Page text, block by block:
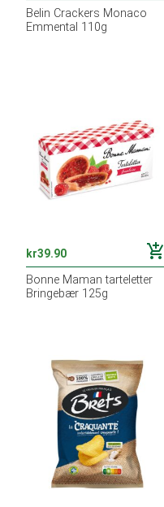
Belin Crackers Monaco
Emmental 110g
kr39.90 add_shopping_cart
Bonne Maman tarteletter
Bringebær 125g